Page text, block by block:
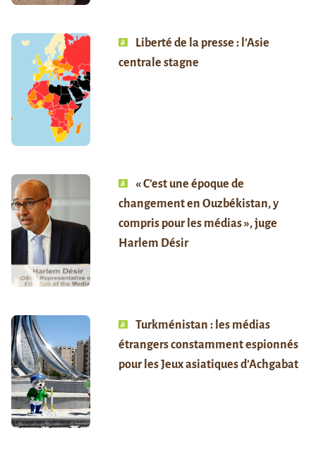
Liberté de la presse : l’Asie
centrale stagne
« C’est une époque de
changement en Ouzbékistan, y
compris pour les médias », juge
Harlem Désir
Turkménistan : les médias
étrangers constamment espionnés
pour les Jeux asiatiques d’Achgabat